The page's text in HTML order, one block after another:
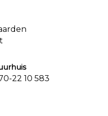
22 10 583
3